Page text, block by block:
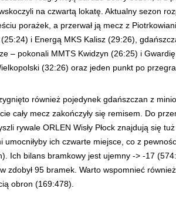
na czwartą lokatę. Aktualny sezon
porażek, a przerwał ją mecz z
i Energą MKS Kalisz (29:26),
– pokonali MMTS Kwidzyn (26:25) i
(32:26) oraz jeden punkt po
również pojedynek gdańszczan z
cały mecz zakończyły się remisem. Do
rywale ORLEN Wisły Płock znajdują się
ich czwarte miejsce, co z
Ich bilans bramkowy jest ujemny -> -17
zdobył 95 bramek. Warto wspomnieć
obron (169:478).